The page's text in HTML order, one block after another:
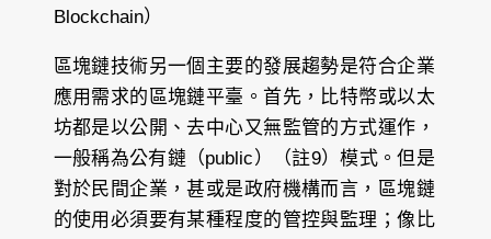
Blockchain）
區塊鏈技術另一個主要的發展趨勢是符合企業
應用需求的區塊鏈平臺。首先，比特幣或以太
坊都是以公開、去中心又無監管的方式運作，
一般稱為公有鏈（public）（註9）模式。但是
對於民間企業，甚或是政府機構而言，區塊鏈
的使用必須要有某種程度的管控與監理；像比